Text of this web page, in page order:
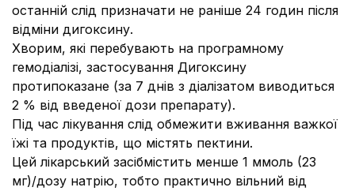
останній слід призначати не раніше 24 годин після
відміни дигоксину.
Хворим, які перебувають на програмному
гемодіалізі, застосування Дигоксину
протипоказане (за 7 днів з діалізатом виводиться
2 % від введеної дози препарату).
Під час лікування слід обмежити вживання важкої
їжі та продуктів, що містять пектини.
Цей лікарський засібмістить менше 1 ммоль (23
мг)/дозу натрію, тобто практично вільний від